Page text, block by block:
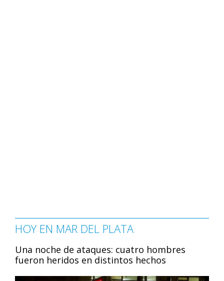
HOY EN MAR DEL PLATA
Una noche de ataques: cuatro hombres
fueron heridos en distintos hechos